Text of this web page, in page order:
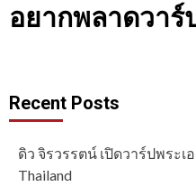
อยากพลาดวาร์
Recent Posts
ดิว จิรวรรตน์ เปิดวาร์ปพระ
Thailand